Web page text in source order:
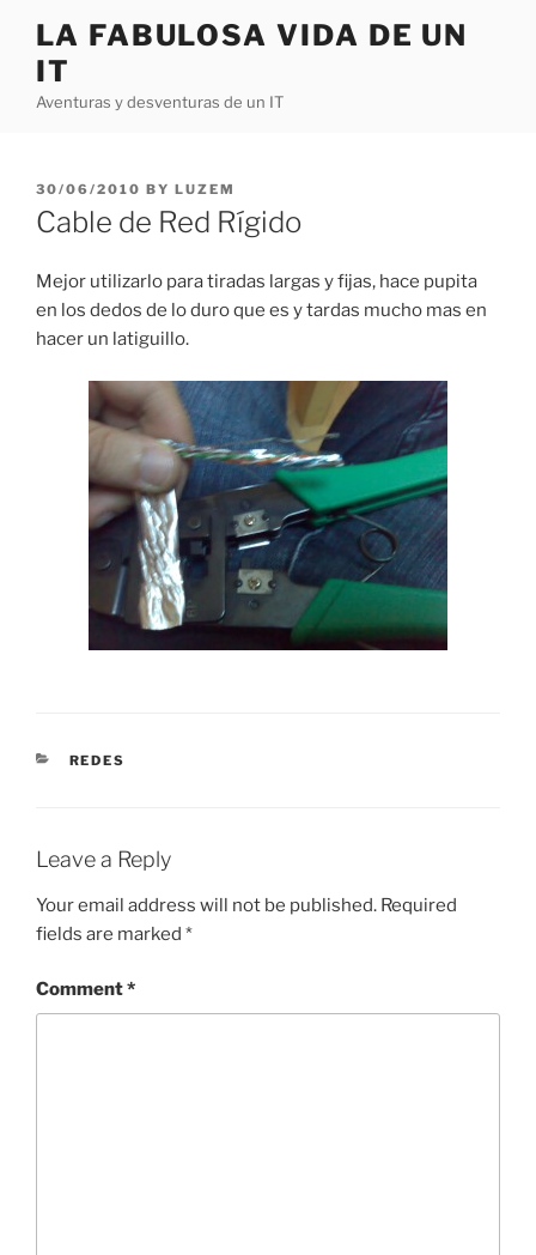
content
LA FABULOSA VIDA DE UN
IT
Aventuras y desventuras de un IT
POSTED
ON
30/06/2010 BY LUZEM
Cable de Red Rígido
Mejor utilizarlo para tiradas largas y fijas, hace pupita
en los dedos de lo duro que es y tardas mucho mas en
hacer un latiguillo.
CATEGORIES
REDES
Leave a Reply
Your email address will not be published. Required
fields are marked *
Comment*